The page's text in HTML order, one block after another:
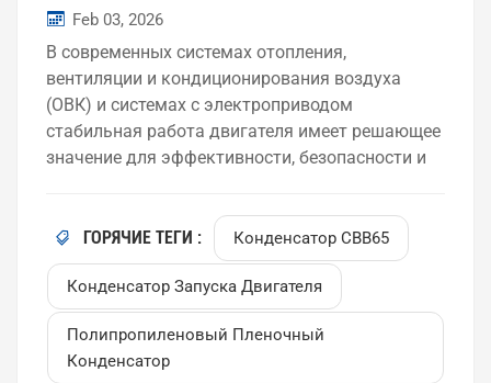
применения, характеристики и рекомендации
Feb 03, 2026
В современных системах отопления,
вентиляции и кондиционирования воздуха
(ОВК) и системах с электроприводом
стабильная работа двигателя имеет решающее
значение для эффективности, безопасности и
конденсаторов для двигателей переменного
тока выделяются следующие: пусковой
конденсатор двигателя CBB65 стало одним из
наиболее широко используемых решений для
кондиционеров, водяных насосов и систем
вентиляции. В этом блоге мы подробно
рассмотрим, что представляют собой
ГОРЯЧИЕ ТЕГИ : Конденсатор CBB65
Конденсатор Запуска Двигателя
Полипропиленовый Пленочный
Конденсатор